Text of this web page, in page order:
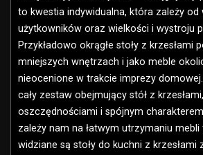
to kwestia indywidualna, która zależy od
użytkowników oraz wielkości i wystroju
Przykładowo okrągłe stoły z krzesłami
mniejszych wnętrzach i jako meble
nieocenione w trakcie imprezy
cały zestaw obejmujący stół z
oszczędnościami i spójnym
zależy nam na łatwym utrzymaniu
widziane są stoły do kuchni z krzesłami